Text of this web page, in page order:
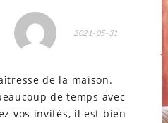
2021-05-31
de la maison.
de temps avec
vos invités, il est bien